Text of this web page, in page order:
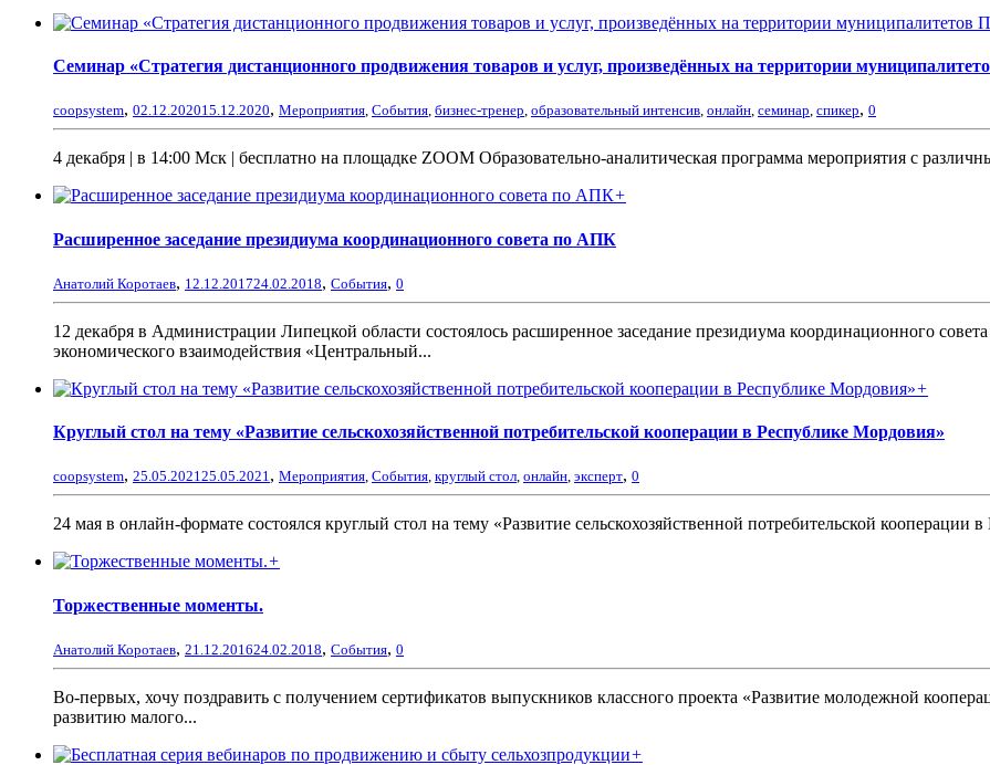
Семинар «Стратегия дистанционного продвижения товаров и услуг, произведённых на территории
coopsystem, 02.12.202015.12.2020, Мероприятия, События, бизнес-тренер, образовательный интенсив, онлайн, семинар, спикер, 0
4 декабря | в 14:00 Мск | бесплатно на площадке ZOOM Образовательно-аналитическая программа мероприятия с
+
Расширенное заседание президиума координационного совета по АПК
Анатолий Коротаев, 12.12.201724.02.2018, События, 0
12 декабря в Администрации Липецкой области состоялось расширенное заседание президиума координационного
экономического взаимодействия «Центральный...
+
Круглый стол на тему «Развитие сельскохозяйственной потребительской кооперации в Республике Мордовия»
coopsystem, 25.05.202125.05.2021, Мероприятия, События, круглый стол, онлайн, эксперт, 0
24 мая в онлайн-формате состоялся круглый стол на тему «Развитие сельскохозяйственной потребительской
+
Торжественные моменты.
Анатолий Коротаев, 21.12.201624.02.2018, События, 0
Во-первых, хочу поздравить с получением сертификатов выпускников классного проекта «Развитие молодежной
развитию малого...
+